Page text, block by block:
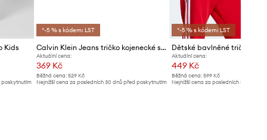
Kids
poskytnutím
*-5 % s kódem: LST
Calvin Klein Jeans tričko kojenecké s bavlnou
Aktuální cena:
369 Kč
Běžná cena:529 Kč
Nejnižší cena za posledních 30 dnů před poskytnutím
*-5 % s kódem: LST
Aktuální cena:
449 Kč
Běžná cena: 599 Kč
Nejnižší cena za posledních 30 dnů